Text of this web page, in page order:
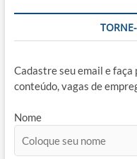
pesquisa
Cadastre seu email e
conteúdo, vagas de
Nome